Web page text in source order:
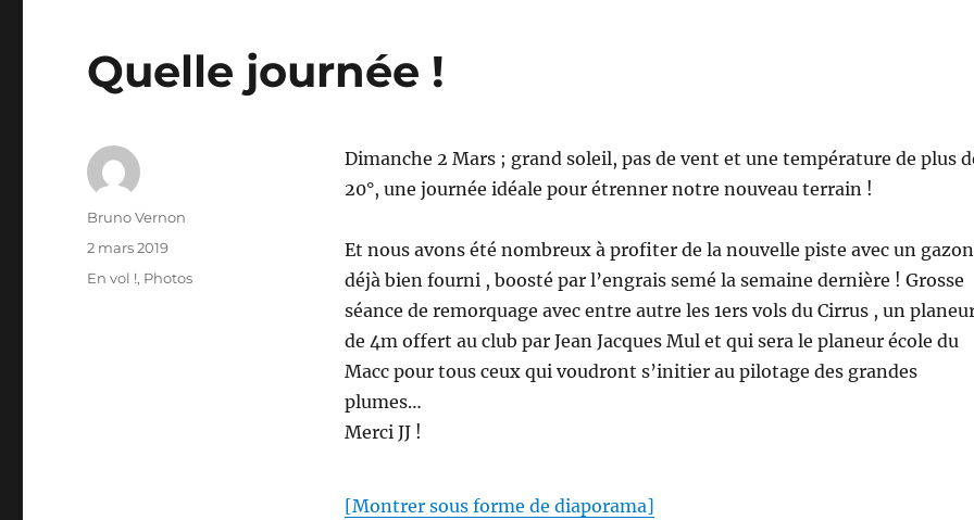
Quelle journée !
Dimanche 2 Mars ; grand soleil, pas de vent et une température de plus
20°, une journée idéale pour étrenner notre nouveau terrain !
Et nous avons été nombreux à profiter de la nouvelle piste avec un gazon
déjà bien fourni , boosté par l’engrais semé la semaine dernière ! Grosse
séance de remorquage avec entre autre les 1ers vols du Cirrus , un
de 4m offert au club par Jean Jacques Mul et qui sera le planeur école du
Macc pour tous ceux qui voudront s’initier au pilotage des grandes
plumes…
Merci JJ !
[Montrer sous forme de diaporama]
Auteur
Bruno Vernon
Publié
2 mars 2019
Catégories
En vol !, Photos